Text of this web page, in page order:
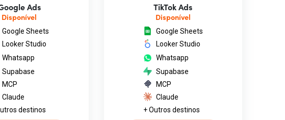
Ads
Disponível
Google Sheets
Looker Studio
Whatsapp
Supabase
MCP
Claude
destinos
TikTok Ads
Disponível
Google Sheets
Looker Studio
Whatsapp
Supabase
MCP
Claude
+ Outros destinos